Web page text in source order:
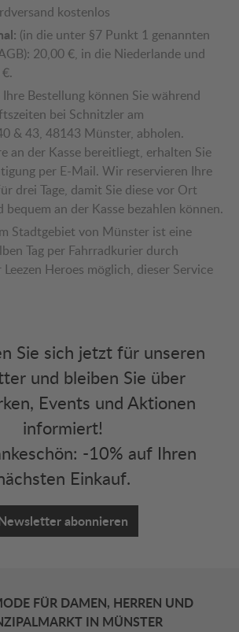
kostenlos
(in die unter §7 Punkt 1 genannten
20,00 €, in die Niederlande und
Ihre Bestellung können Sie während
bei Schnitzler am
& 43, 48143 Münster, abholen.
an der Kasse bereitliegt, erhalten Sie
per E-Mail. Wir reservieren Ihre
drei Tage, damit Sie diese vor Ort
bequem an der Kasse bezahlen können.
Stadtgebiet von Münster ist eine
Tag per Fahrradkurier durch
Heroes möglich, dieser Service
Sie sich jetzt für unseren
und bleiben Sie über
Events und Aktionen
informiert!
-10% auf Ihren
Einkauf.
abonnieren
FÜR DAMEN, HERREN UND
IN MÜNSTER